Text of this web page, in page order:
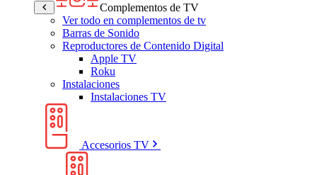
Complementos de TV
Ver todo en complementos de tv
Barras de Sonido
Reproductores de Contenido Digital
Apple TV
Roku
Instalaciones
Instalaciones TV
Accesorios TV